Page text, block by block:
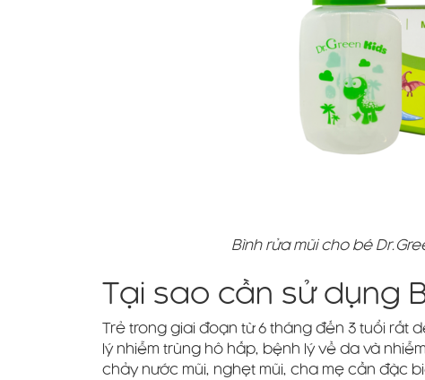
Bình rửa mũi cho bé
Tại sao cần sử dụng
Trẻ trong giai đoạn từ 6 tháng đến 3 tuổi
lý nhiễm trùng hô hấp, bệnh lý về da và
chảy nước mũi, nghẹt mũi, cha mẹ cần đặc